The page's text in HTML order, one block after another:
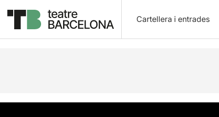
Cartellera i entrades
Descripció Fitxa artística